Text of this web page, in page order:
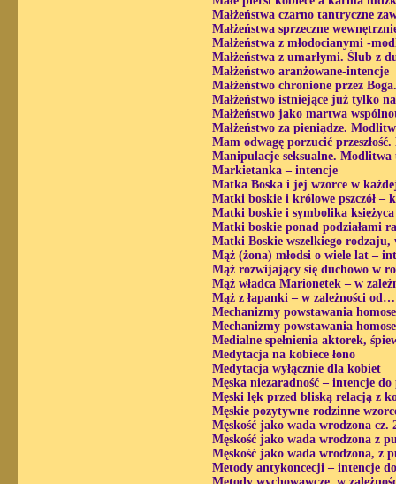
Małżeństwa czarno tantryczne
Małżeństwa sprzeczne
Małżeństwa z młodocianymi -
Małżeństwa z umarłymi. Ślub z
Małżeństwo aranżowane-intencje
Małżeństwo chronione przez
Małżeństwo istniejące już tylko
Małżeństwo jako martwa
Małżeństwo za pieniądze.
Mam odwagę porzucić
Manipulacje seksualne. Modlitwa
Markietanka – intencje
Matka Boska i jej wzorce w
Matki boskie i królowe pszczół –
Matki boskie i symbolika księżyca
Matki boskie ponad podziałami
Matki Boskie wszelkiego
Mąż (żona) młodsi o wiele lat –
Mąż rozwijający się duchowo w
Mąż władca Marionetek – w
Mąż z łapanki – w zależności
Mechanizmy powstawania
Mechanizmy powstawania
Medialne spełnienia aktorek,
Medytacja na kobiece łono
Medytacja wyłącznie dla kobiet
Męska niezaradność – intencje
Męski lęk przed bliską relacją z
Męskie pozytywne rodzinne
Męskość jako wada wrodzona cz.
Męskość jako wada wrodzona z
Męskość jako wada wrodzona, z
Metody antykoncecji – intencje